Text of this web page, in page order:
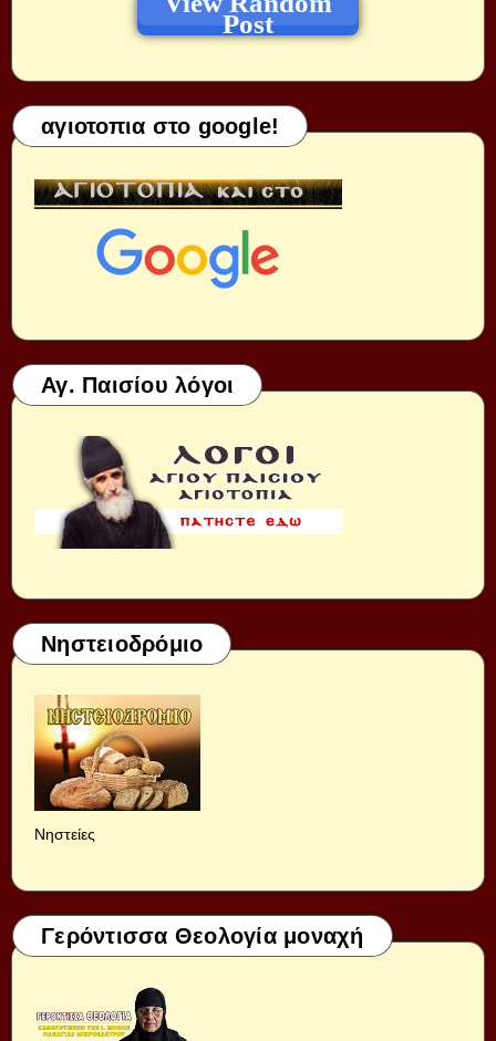
Post
αγιοτοπια στο google!
Αγ. Παισίου λόγοι
Νηστειοδρόμιο
Νηστείες
Γερόντισσα Θεολογία μοναχή